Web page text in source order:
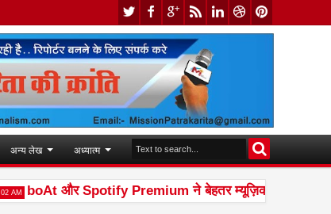
अन्य लेख अध्यात्म
boAt और Spotify Premium ने बेहतर म्यूज़िक अनुभव देने के लिए